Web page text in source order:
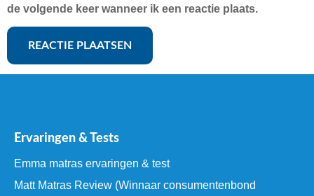
de volgende keer wanneer ik een reactie plaats.
Ervaringen & Tests
Emma matras ervaringen & test
Matt Matras Review (Winnaar consumentenbond